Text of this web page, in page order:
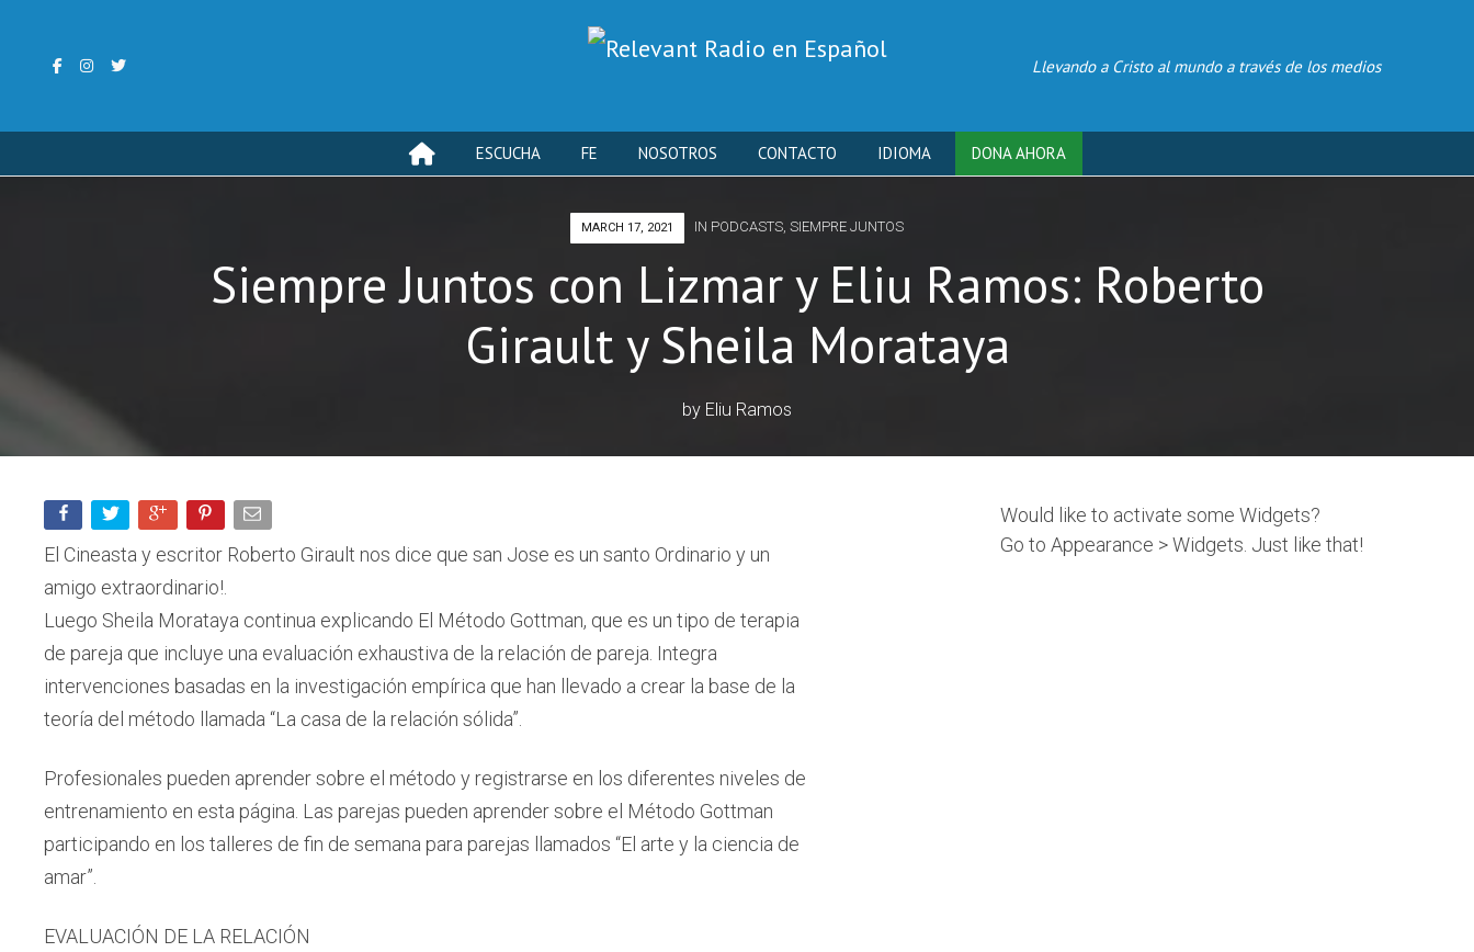
Llevando a Cristo al mundo a través de los medios
Skip
content
ESCUCHA FE NOSOTROS CONTACTO IDIOMA DONA AHORA
MARCH 17, 2021 IN PODCASTS, SIEMPRE JUNTOS
Siempre Juntos con Lizmar y Eliu Ramos: Roberto
Girault y Sheila Morataya
by Eliu Ramos
El Cineasta y escritor Roberto Girault nos dice que san Jose es un santo Ordinario y un
amigo extraordinario!.
Luego Sheila Morataya continua explicando El Método Gottman, que es un tipo de terapia
de pareja que incluye una evaluación exhaustiva de la relación de pareja. Integra
intervenciones basadas en la investigación empírica que han llevado a crear la base de la
teoría del método llamada “La casa de la relación sólida”.
Profesionales pueden aprender sobre el método y registrarse en los diferentes niveles de
entrenamiento en esta página. Las parejas pueden aprender sobre el Método Gottman
participando en los talleres de fin de semana para parejas llamados “El arte y la ciencia de
amar”.
EVALUACIÓN DE LA RELACIÓN
Would like to activate some Widgets?
Go to Appearance > Widgets. Just like that!